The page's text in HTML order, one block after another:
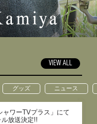
VIEW ALL
グッズ ニュース
ャワーTVプラス」にて
放送決定!!